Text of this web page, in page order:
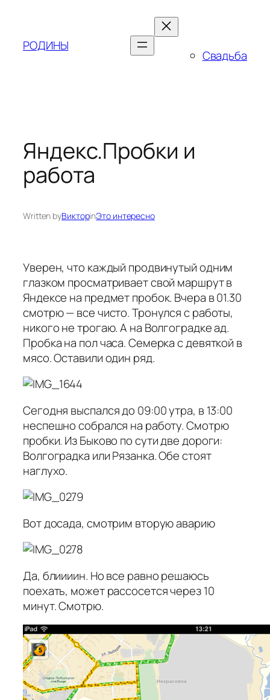
content
РОДИНЫ
Свадьба
Яндекс.Пробки и
работа
Written byВикторinЭто интересно
Уверен, что каждый продвинутый одним
глазком просматривает свой маршрут в
Яндексе на предмет пробок. Вчера в 01.30
смотрю — все чисто. Тронулся с работы,
никого не трогаю. А на Волгоградке ад.
Пробка на пол часа. Семерка с девяткой в
мясо. Оставили один ряд.
Сегодня выспался до 09:00 утра, в 13:00
неспешно собрался на работу. Смотрю
пробки. Из Быково по сути две дороги:
Волгоградка или Рязанка. Обе стоят
наглухо.
Вот досада, смотрим вторую аварию
Да, блиииин. Но все равно решаюсь
поехать, может рассосется через 10
минут. Смотрю.